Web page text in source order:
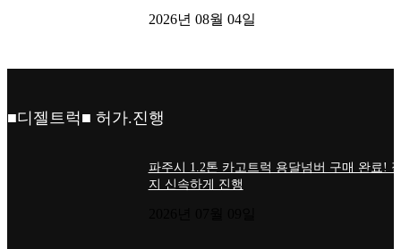
2026년 08월 04일
■디젤트럭■ 허가.진행
파주시 1.2톤 카고트럭 용달넘버 구매 완료!
지 신속하게 진행